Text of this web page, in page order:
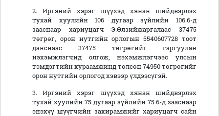
2. Иргэний хэрэг шүүхэд хянан шийдвэрлэх
тухай хуулийн 106 дугаар зүйлийн 106.6-д
зааснаар хариуцагч Э.Өлзийжаргалаас 37475
төгрөг, орон нутгийн орлогын 5540607728 тоот
данснаас 37475 төгрөгийг гаргуулан
нэхэмжлэгчид олгож, нэхэмжлэгчээс улсын
тэмдэгтийн хураамжинд төлсөн 74950 төгрөгийг
орон нутгийн орлогод хэвээр үлдээсүгэй.
3. Иргэний хэрэг шүүхэд хянан шийдвэрлэх
тухай хуулийн 75 дугаар зүйлийн 75.6-д зааснаар
энэхүү шүүгчийн захирамжийг хариуцагч сайн